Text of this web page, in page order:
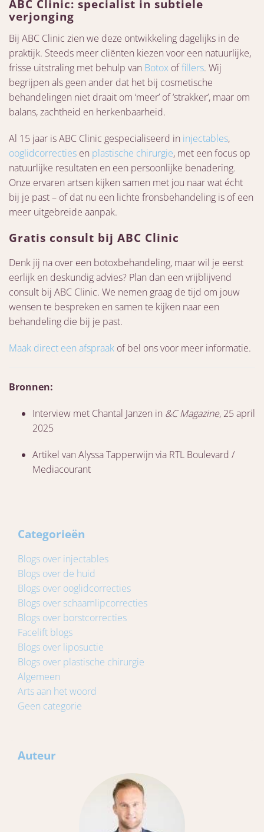
ABC Clinic: specialist in subtiele
verjonging
Bij ABC Clinic zien we deze ontwikkeling dagelijks in de
praktijk. Steeds meer cliënten kiezen voor een natuurlijke,
frisse uitstraling met behulp van Botox offillers. Wij
begrijpen als geen ander dat het bij cosmetische
behandelingen niet draait om ‘meer’ of ‘strakker’, maar om
balans, zachtheid en herkenbaarheid.
Al 15 jaar is ABC Clinic gespecialiseerd in injectables,
ooglidcorrecties en plastische chirurgie, met een focus op
natuurlijke resultaten en een persoonlijke benadering.
Onze ervaren artsen kijken samen met jou naar wat écht
bij je past – of dat nu een lichte fronsbehandeling is of een
meer uitgebreide aanpak.
Gratis consult bij ABC Clinic
Denk jij na over een botoxbehandeling, maar wil je eerst
eerlijk en deskundig advies? Plan dan een vrijblijvend
consult bij ABC Clinic. We nemen graag de tijd om jouw
wensen te bespreken en samen te kijken naar een
behandeling die bij je past.
Maak direct een afspraak of bel ons voor meer informatie.
Bronnen:
Interview met Chantal Janzen in &C Magazine, 25 april
2025
Artikel van Alyssa Tapperwijn via RTL Boulevard /
Mediacourant
Categorieën
Blogs over injectables
Blogs over de huid
Blogs over ooglidcorrecties
Blogs over schaamlipcorrecties
Blogs over borstcorrecties
Facelift blogs
Blogs over liposuctie
Blogs over plastische chirurgie
Algemeen
Arts aan het woord
Geen categorie
Auteur